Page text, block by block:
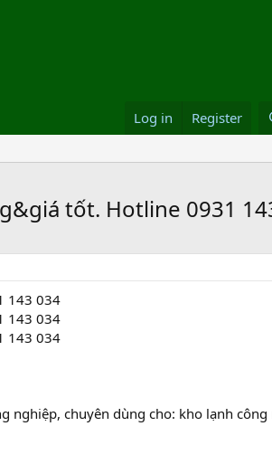
Log in Register
tốt. Hotline 0931
143 034
143 034
143 034
nghiệp, chuyên dùng cho: kho lạnh công